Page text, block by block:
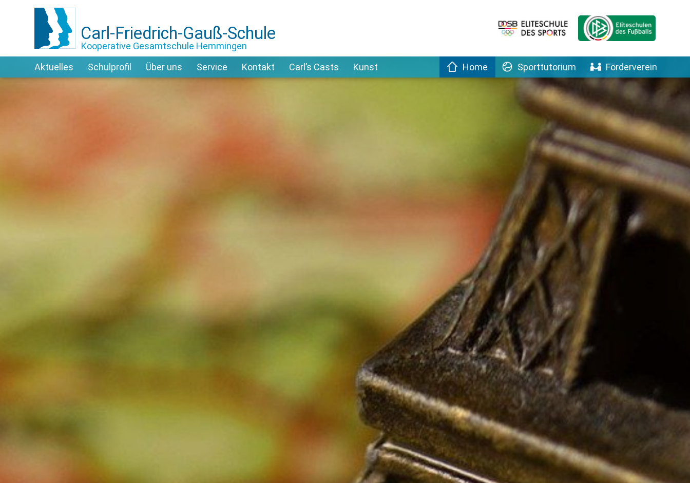
Carl-Friedrich-Gauß-Schule
Kooperative Gesamtschule Hemmingen
Home
Sporttutorium Förderverein
Aktuelles Schulprofil Über uns Service Kontakt Carl’s Casts Kunst